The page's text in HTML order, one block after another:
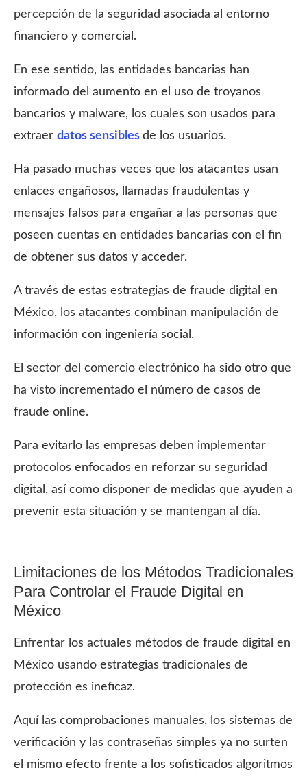
percepción de la seguridad asociada al entorno
financiero y comercial.
En ese sentido, las entidades bancarias han
informado del aumento en el uso de troyanos
bancarios y malware, los cuales son usados para
extraer datos sensibles de los usuarios.
Ha pasado muchas veces que los atacantes usan
enlaces engañosos, llamadas fraudulentas y
mensajes falsos para engañar a las personas que
poseen cuentas en entidades bancarias con el fin
de obtener sus datos y acceder.
A través de estas estrategias de fraude digital en
México, los atacantes combinan manipulación de
información con ingeniería social.
El sector del comercio electrónico ha sido otro que
ha visto incrementado el número de casos de
fraude online.
Para evitarlo las empresas deben implementar
protocolos enfocados en reforzar su seguridad
digital, así como disponer de medidas que ayuden a
prevenir esta situación y se mantengan al día.
Limitaciones de los Métodos Tradicionales
Para Controlar el Fraude Digital en
México
Enfrentar los actuales métodos de fraude digital en
México usando estrategias tradicionales de
protección es ineficaz.
Aquí las comprobaciones manuales, los sistemas de
verificación y las contraseñas simples ya no surten
el mismo efecto frente a los sofisticados algoritmos